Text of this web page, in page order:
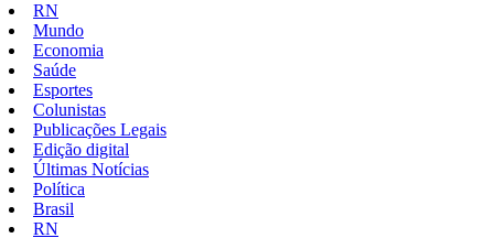
RN
Mundo
Economia
Saúde
Esportes
Colunistas
Publicações Legais
Edição digital
Últimas Notícias
Política
Brasil
RN